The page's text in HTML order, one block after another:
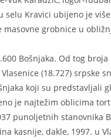
Kravici ubijeno je
grobnice u
Bošnjaka. Od tog
(18.727) srpske
koji su
je najtežim oblicima
punoljetnih stanovnika
kasnije, dakle, 1997. u